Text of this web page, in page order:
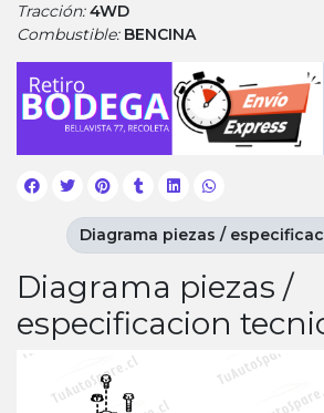
Tracción:4WD
Combustible: BENCINA
Diagrama piezas /
especificacion
Diagrama piezas /